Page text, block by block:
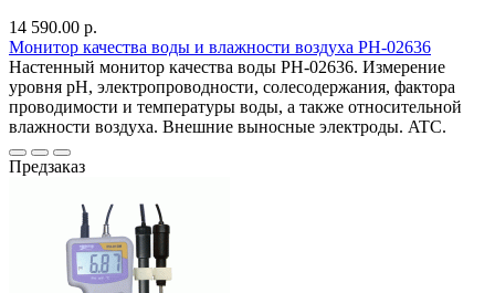
14 590.00 р.
Монитор качества воды и влажности воздуха PH-02636
Настенный монитор качества воды PH-02636. Измерение
уровня pH, электропроводности, солесодержания, фактора
проводимости и температуры воды, а также относительной
влажности воздуха. Внешние выносные электроды. ATC.
Предзаказ